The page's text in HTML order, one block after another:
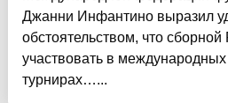
Джанни Инфантино выразил
обстоятельством, что
участвовать в
турнирах…...